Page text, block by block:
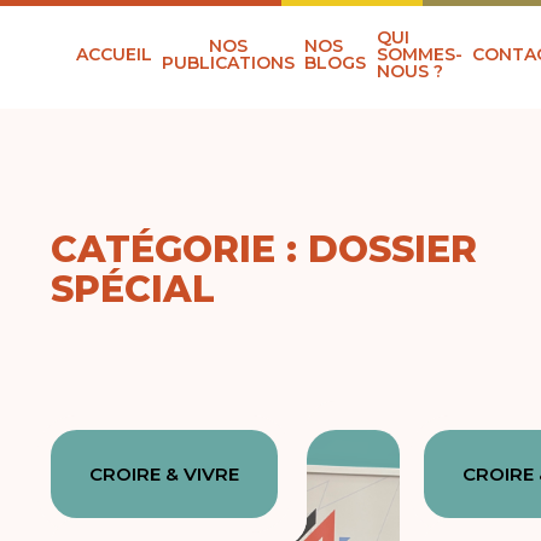
ACCUEIL NOS
PUBLICATIONS
NOS
BLOGS
QUI
SOMMES-
NOUS ?
CATÉGORIE : DOSSIER
SPÉCIAL
CROIRE & VIVRE CROIRE